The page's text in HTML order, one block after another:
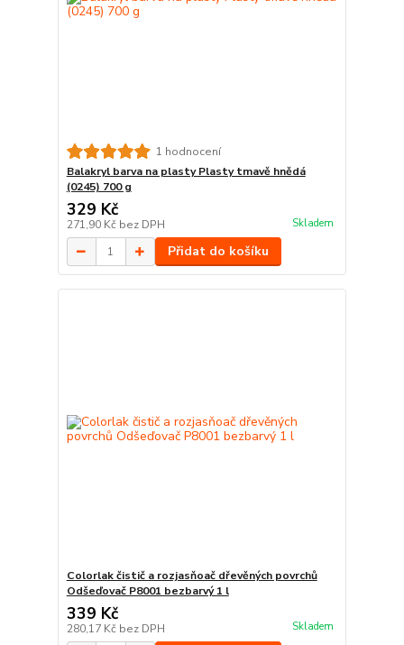
1 hodnocení
Balakryl barva na plasty Plasty tmavě hnědá
(0245) 700 g
329 Kč
271,90 Kč bez DPH Skladem
Přidat do košíku
Colorlak čistič a rozjasňoač dřevěných povrchů
Odšeďovač P8001 bezbarvý 1 l
339 Kč
280,17 Kč bez DPH Skladem